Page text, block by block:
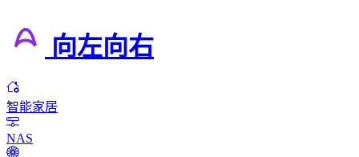
向左向右
智能家居
NAS